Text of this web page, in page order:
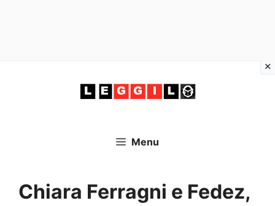
Menu
Chiara Ferragni e Fedez,